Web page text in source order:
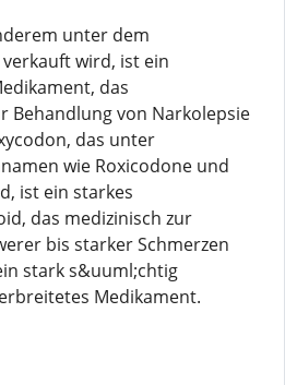
unter dem
wird, ist ein
das
Behandlung von Narkolepsie
das unter
wie Roxicodone und
ist ein starkes
das medizinisch zur
bis starker Schmerzen
stark s&uuml;chtig
Medikament.